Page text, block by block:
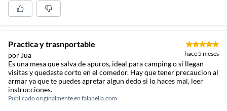
Practica y trasnportable
por Jua hace 5 meses
Es una mesa que salva de apuros, ideal para camping o si llegan
visitas y quedaste corto en el comedor. Hay que tener precaucion al
armar ya que te puedes apretar algun dedo si lo haces mal, leer
instrucciones.
Publicado originalmente en falabella.com